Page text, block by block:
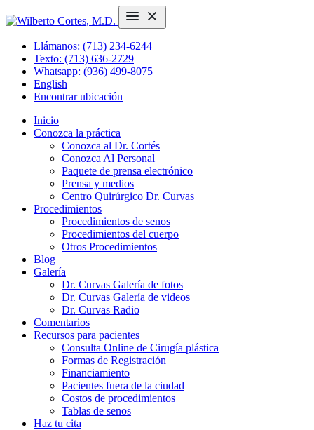
Llámanos: (713) 234-6244
Texto: (713) 636-2729
Whatsapp: (936) 499-8075
English
Encontrar ubicación
Inicio
Conozca la práctica
Conozca al Dr. Cortés
Conozca Al Personal
Paquete de prensa electrónico
Prensa y medios
Centro Quirúrgico Dr. Curvas
Procedimientos
Procedimientos de senos
Procedimientos del cuerpo
Otros Procedimientos
Blog
Galería
Dr. Curvas Galería de fotos
Dr. Curvas Galería de videos
Dr. Curvas Radio
Comentarios
Recursos para pacientes
Consulta Online de Cirugía plástica
Formas de Registración
Financiamiento
Pacientes fuera de la ciudad
Costos de procedimientos
Tablas de senos
Haz tu cita